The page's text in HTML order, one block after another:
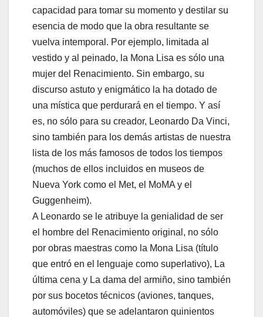
capacidad para tomar su momento y destilar su
esencia de modo que la obra resultante se
vuelva intemporal. Por ejemplo, limitada al
vestido y al peinado, la Mona Lisa es sólo una
mujer del Renacimiento. Sin embargo, su
discurso astuto y enigmático la ha dotado de
una mística que perdurará en el tiempo. Y así
es, no sólo para su creador, Leonardo Da Vinci,
sino también para los demás artistas de nuestra
lista de los más famosos de todos los tiempos
(muchos de ellos incluidos en museos de
Nueva York como el Met, el MoMA y el
Guggenheim).
A Leonardo se le atribuye la genialidad de ser
el hombre del Renacimiento original, no sólo
por obras maestras como la Mona Lisa (título
que entró en el lenguaje como superlativo), La
última cena y La dama del armiño, sino también
por sus bocetos técnicos (aviones, tanques,
automóviles) que se adelantaron quinientos